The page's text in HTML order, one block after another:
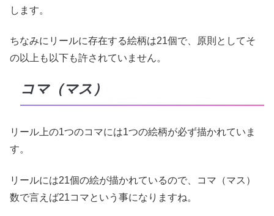
します。
ちなみにリールに存在する絵柄は21個で、原則としてそ
の以上も以下も許されていません。
コマ（マス）
リール上の1つのコマには1つの絵柄が必ず描かれていま
す。
リールには21個の絵が描かれているので、コマ（マス）
数で言えば21コマという事になりますね。